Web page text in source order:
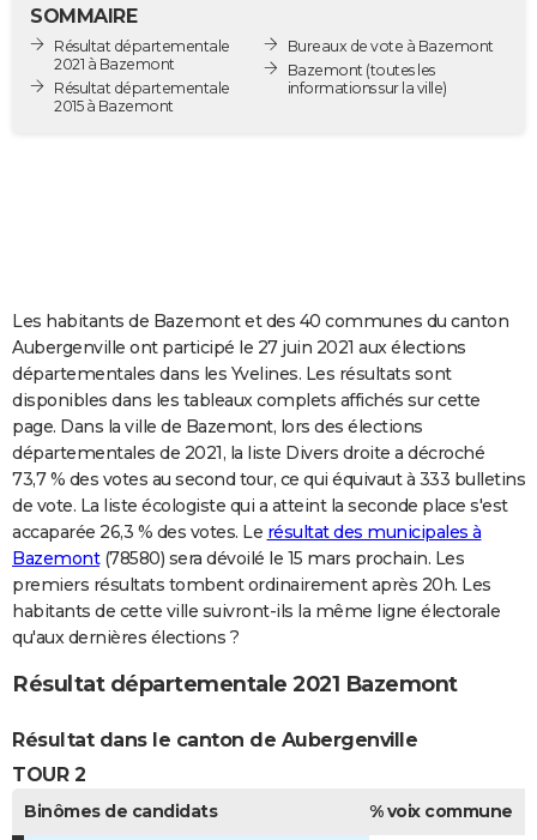
Destinations
City break
Voyage nature
Voyage de noces
Forum
Climat
GUIDES D'ACHAT
COPAINS D'AVANT
S'inscrire
Se connecter
Lycées
Collèges
Primaires
Universités
Entreprises
Service militaire
Avis de recherche
AVIS DE DÉCÈS
FORUM
Bricolage
Lifestyle
Culture
Sport
Auto
Television
Voyage
Cinema
SOMMAIRE
Résultat départementale
2021 à Bazemont
Résultat départementale
2015 à Bazemont
Bureaux de vote à Bazemont
Bazemont (toutes les
informations sur la ville)
Les habitants de Bazemont et des 40 communes du canton
Aubergenville ont participé le 27 juin 2021 aux élections
départementales dans les Yvelines. Les résultats sont
disponibles dans les tableaux complets affichés sur cette
page. Dans la ville de Bazemont, lors des élections
départementales de 2021, la liste Divers droite a décroché
73,7 % des votes au second tour, ce qui équivaut à 333 bulletins
de vote. La liste écologiste qui a atteint la seconde place s'est
accaparée 26,3 % des votes. Le résultat des municipales à
Bazemont(78580) sera dévoilé le 15 mars prochain. Les
premiers résultats tombent ordinairement après 20h. Les
habitants de cette ville suivront-ils la même ligne électorale
qu'aux dernières élections ?
Résultat départementale 2021 Bazemont
Résultat dans le canton de Aubergenville
TOUR 2
Binômes de candidats
% voix commune